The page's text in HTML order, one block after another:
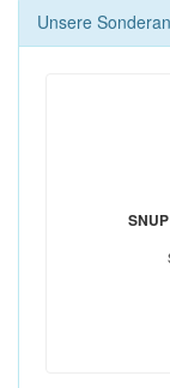
Unsere